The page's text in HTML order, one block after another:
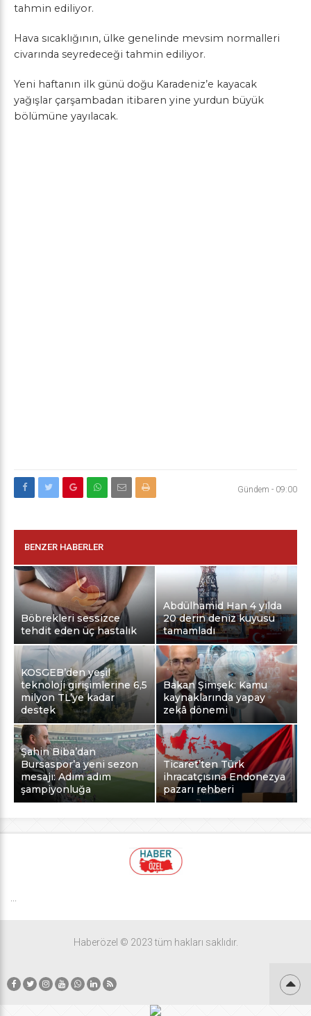
tahmin ediliyor.
Hava sıcaklığının, ülke genelinde mevsim normalleri
civarında seyredeceği tahmin ediliyor.
Yeni haftanın ilk günü doğu Karadeniz’e kayacak
yağışlar çarşambadan itibaren yine yurdun büyük
bölümüne yayılacak.
Gündem - 09:00
BENZER HABERLER
Böbrekleri sessizce
tehdit eden üç hastalık
Abdülhamid Han 4 yılda
20 derin deniz kuyusu
tamamladı
KOSGEB’den yeşil
teknoloji girişimlerine 6,5
milyon TL’ye kadar
destek
Bakan Şimşek: Kamu
kaynaklarında yapay
zekâ dönemi
Şahin Biba’dan
Bursaspor’a yeni sezon
mesajı: Adım adım
şampiyonluğa
Ticaret’ten Türk
ihracatçısına Endonezya
pazarı rehberi
Haberözel © 2023 tüm hakları saklıdır.